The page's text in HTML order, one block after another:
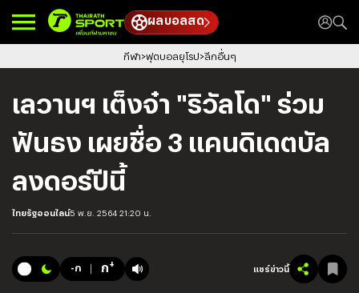
ผลบอลสด
กีฬา ฟุตบอลยุโรป ลีกอื่นๆ
เลวานฯ เต็งจ๋า "ริวัลโด" ร่วม
ฟันธง เผยชื่อ 3 แคนดิเดตบัล
ลงดอร์ปีนี้
ไทยรัฐออนไลน์5 พ.ย. 2564 21:20 น.
-ก ก+ แชร์ข่าวนี้